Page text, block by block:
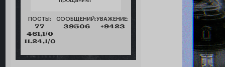
ПОСТЫ:
77
461,1/0
11.24,1/0
СООБЩЕНИЙ:
39506
УВАЖЕНИЕ:
+9423